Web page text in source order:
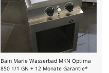
Bain Marie Wasserbad MKN Optima
850 1/1 GN + 12 Monate Garantie*